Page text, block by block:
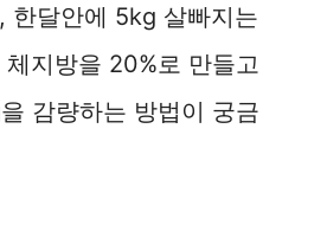
한달안에 5kg 살빠지는
지방을 20%로 만들고
감량하는 방법이 궁금